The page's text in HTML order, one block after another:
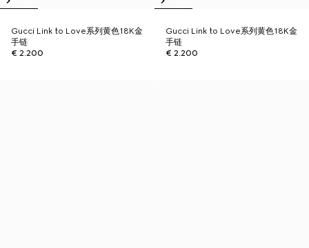
Gucci Link to Love系列黄色18K金
手链
€ 2.200
Gucci Link to Love系列黄色18K金
手链
€ 2.200